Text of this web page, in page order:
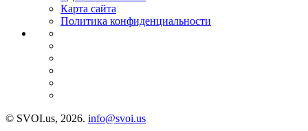
Карта сайта
Политика конфиденциальности
© SVOI.us, 2026. info@svoi.us